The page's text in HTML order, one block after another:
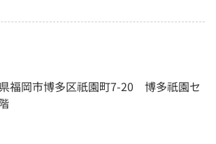
福岡市博多区祇園町7-20 博多祇園セ